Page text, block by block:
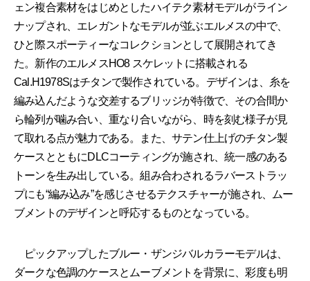
ェン複合素材をはじめとしたハイテク素材モデルがライン
ナップされ、エレガントなモデルが並ぶエルメスの中で、
ひと際スポーティーなコレクションとして展開されてき
た。新作のエルメスHO8 スケレットに搭載される
Cal.H1978Sはチタンで製作されている。デザインは、糸を
編み込んだような交差するブリッジが特徴で、その合間か
ら輪列が噛み合い、重なり合いながら、時を刻む様子が見
て取れる点が魅力である。また、サテン仕上げのチタン製
ケースとともにDLCコーティングが施され、統一感のある
トーンを生み出している。組み合わされるラバーストラッ
プにも“編み込み”を感じさせるテクスチャーが施され、ムー
ブメントのデザインと呼応するものとなっている。
ピックアップしたブルー・ザンジバルカラーモデルは、
ダークな色調のケースとムーブメントを背景に、彩度も明